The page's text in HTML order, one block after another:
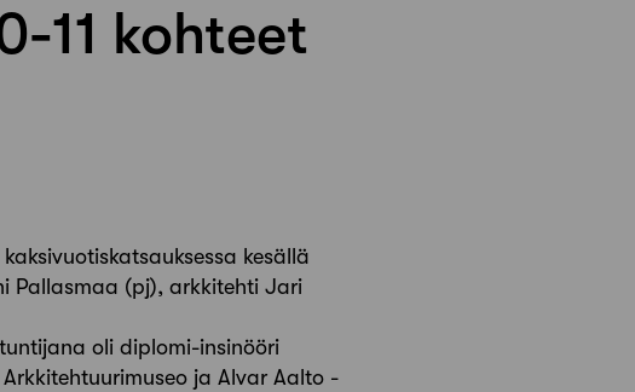
11 kohteet
kesällä
Pallasmaa (pj), arkkitehti Jari
oli diplomi-insinööri
ja Alvar Aalto -